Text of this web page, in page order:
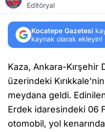
Editöryal
Kocatepe Gazetesi
kaynak olarak ekleyin!
Kaza, Ankara-Kırşehir
üzerindeki
meydana geldi.
Erdek idaresindeki 06
otomobil, yol